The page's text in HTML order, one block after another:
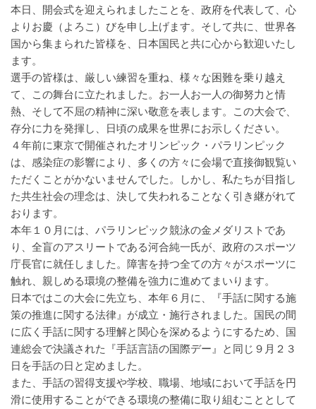
本日、開会式を迎えられましたことを、政府を代表して、心
よりお慶（よろこ）びを申し上げます。そして共に、世界各
国から集まられた皆様を、日本国民と共に心から歓迎いたし
ます。
選手の皆様は、厳しい練習を重ね、様々な困難を乗り越え
て、この舞台に立たれました。お一人お一人の御努力と情
熱、そして不屈の精神に深い敬意を表します。この大会で、
存分に力を発揮し、日頃の成果を世界にお示しください。
４年前に東京で開催されたオリンピック・パラリンピック
は、感染症の影響により、多くの方々に会場で直接御観覧い
ただくことがかないませんでした。しかし、私たちが目指し
た共生社会の理念は、決して失われることなく引き継がれて
おります。
本年１０月には、パラリンピック競泳の金メダリストであ
り、全盲のアスリートである河合純一氏が、政府のスポーツ
庁長官に就任しました。障害を持つ全ての方々がスポーツに
触れ、親しめる環境の整備を強力に進めてまいります。
日本ではこの大会に先立ち、本年６月に、『手話に関する施
策の推進に関する法律』が成立・施行されました。国民の間
に広く手話に関する理解と関心を深めるようにするため、国
連総会で決議された『手話言語の国際デー』と同じ９月２３
日を手話の日と定めました。
また、手話の習得支援や学校、職場、地域において手話を円
滑に使用することができる環境の整備に取り組むこととして